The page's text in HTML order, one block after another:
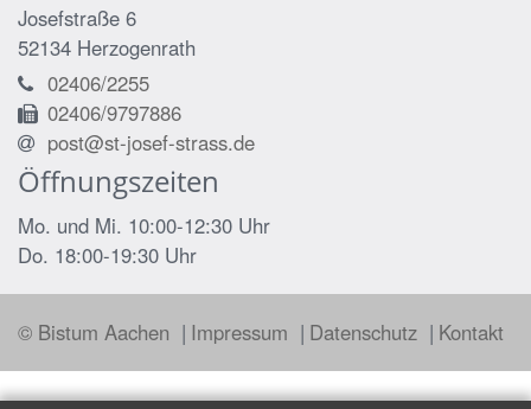
Josefstraße 6
52134 Herzogenrath
02406/2255
02406/9797886
post@st-josef-strass.de
Öffnungszeiten
Mo. und Mi. 10:00-12:30 Uhr
Do. 18:00-19:30 Uhr
© Bistum Aachen Impressum Datenschutz Kontakt